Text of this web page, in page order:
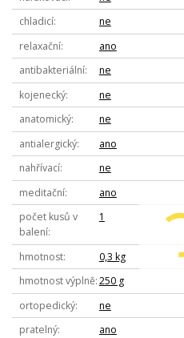
chladicí
ne
relaxační
ano
antibakteriální
ne
kojenecký
ne
anatomický
ne
antialergický
ano
nahřívací
ne
meditační
ano
počet kusů v
balení
1
hmotnost
0,3 kg
hmotnost výplně 250 g
ortopedický
ne
pratelný
ano